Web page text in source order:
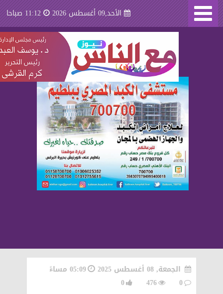
الأحد,09 أغسطس 2026 11:12 صباحا
الجمعة, 08 أغسطس 2025
05:09 مساءً
0
476
0